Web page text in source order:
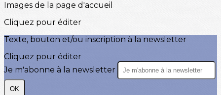
Images de la page d'accueil
Cliquez pour éditer
Texte, bouton et/ou inscription à la newsletter
Cliquez pour éditer
Je m'abonne à la newsletter
OK